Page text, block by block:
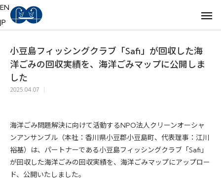
EN
JP
小豆島フィッシングクラブ「Safi」が回収した海
洋ごみの回収実績を、海洋ごみマップに公開しま
した
2025.04.07
海洋ごみ問題解決に向けて活動するNPO法人クリーンオーシャ
ンアンサンブル（本社：香川県小豆郡小豆島町、代表理事：江川
裕基）は、パートナーである小豆島フィッシングクラブ「Safi」
が回収した海洋ごみの回収実績を、海洋ごみマップにアップロー
ド、公開いたしました。